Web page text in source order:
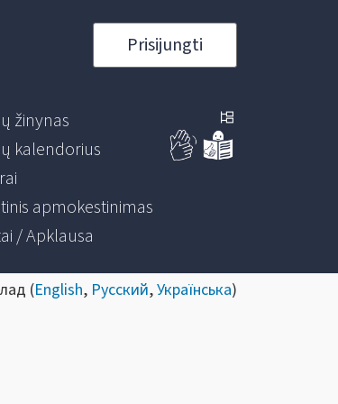
Prisijungti
žinynas
kalendorius
apmokestinimas
/ Apklausa
(English, Русский,Українська)